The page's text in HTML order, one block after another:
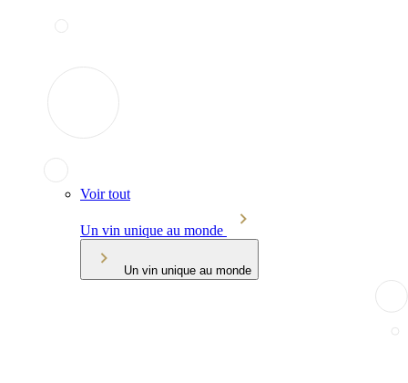
Voir tout
Un vin unique au monde
Un vin unique au monde